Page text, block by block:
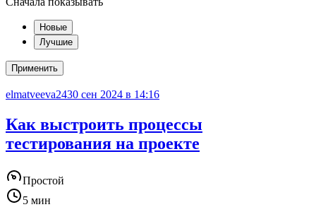
Новые
Лучшие
Применить
elmatveeva2430 сен 2024 в 14:16
Как выстроить процессы
тестирования на проекте
Простой
5 мин